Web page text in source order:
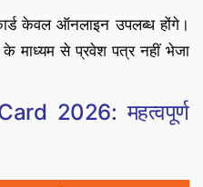
केवल ऑनलाइन उपलब्ध होंगे।
के माध्यम से प्रवेश पत्र नहीं भेजा
2026: महत्वपूर्ण